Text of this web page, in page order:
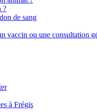
?
de sang
vaccin ou une consultation
à Frégis